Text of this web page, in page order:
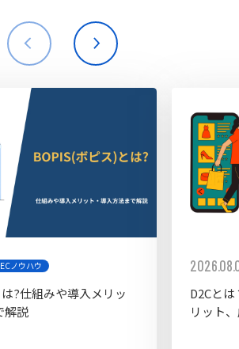
ECノウハウ
?仕組みや導入メリッ
解説
D2Cと
リット